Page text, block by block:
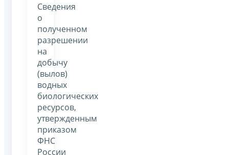
Сведения
о
полученном
разрешении
на
добычу
(вылов)
водных
биологических
ресурсов,
утвержденным
приказом
ФНС
России